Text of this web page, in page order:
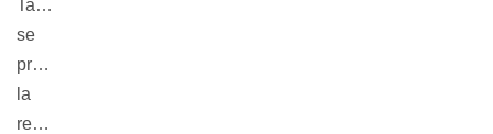
También
se
proyecta
la
realización